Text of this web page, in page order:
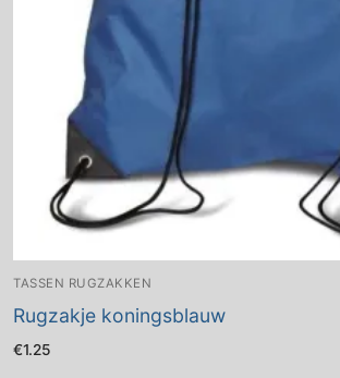
TASSEN RUGZAKKEN
Rugzakje koningsblauw
€1.25